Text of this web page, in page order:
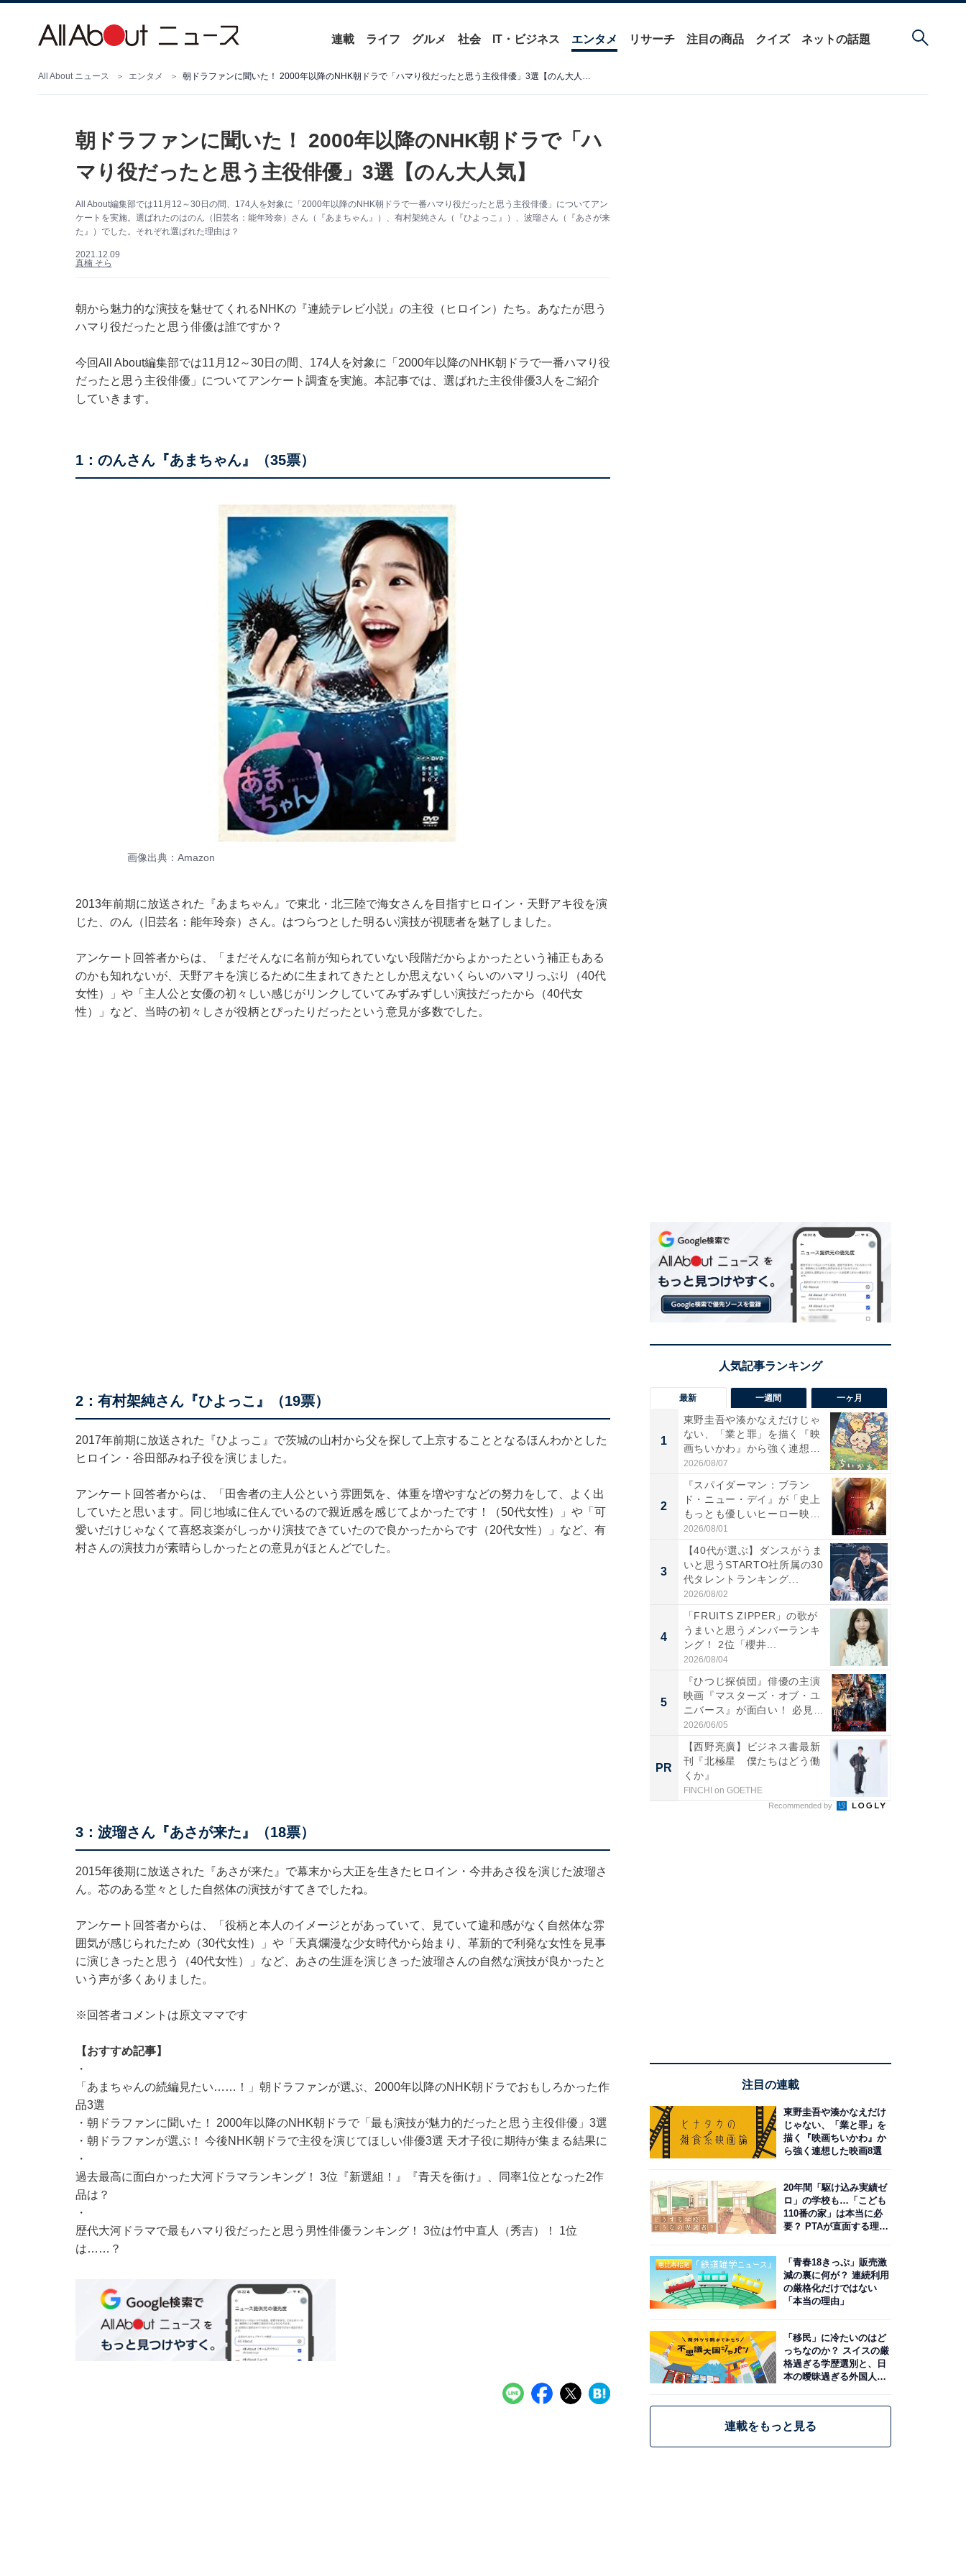
連載 ライフ グルメ 社会 IT・ビジネス エンタメ リサーチ 注目の商品 クイズ ネットの話題
All About ニュース エンタメ 朝ドラファンに聞いた！ 2000年以降のNHK朝ドラで「ハマり役だったと思う主役俳優」3選【のん大人気】
朝ドラファンに聞いた！ 2000年以降のNHK朝ドラで「ハ
マり役だったと思う主役俳優」3選【のん大人気】
All About編集部では11月12～30日の間、174人を対象に「2000年以降のNHK朝ドラで一番ハマり役だったと思う主役俳優」についてアン
ケートを実施。選ばれたのはのん（旧芸名：能年玲奈）さん（『あまちゃん』）、有村架純さん（『ひよっこ』）、波瑠さん（『あさが来
た』）でした。それぞれ選ばれた理由は？
2021.12.09
真楠 そら
朝から魅力的な演技を魅せてくれるNHKの『連続テレビ小説』の主役（ヒロイン）たち。あなたが思う
ハマり役だったと思う俳優は誰ですか？
今回All About編集部では11月12～30日の間、174人を対象に「2000年以降のNHK朝ドラで一番ハマり役
だったと思う主役俳優」についてアンケート調査を実施。本記事では、選ばれた主役俳優3人をご紹介
していきます。
1：のんさん『あまちゃん』（35票）
画像出典： Amazon
2013年前期に放送された『あまちゃん』で東北・北三陸で海女さんを目指すヒロイン・天野アキ役を演
じた、のん（旧芸名：能年玲奈）さん。はつらつとした明るい演技が視聴者を魅了しました。
アンケート回答者からは、「まだそんなに名前が知られていない段階だからよかったという補正もある
のかも知れないが、天野アキを演じるために生まれてきたとしか思えないくらいのハマリっぷり（40代
女性）」や「主人公と女優の初々しい感じがリンクしていてみずみずしい演技だったから（40代女
性）」など、当時の初々しさが役柄とぴったりだったという意見が多数でした。
2：有村架純さん『ひよっこ』（19票）
2017年前期に放送された『ひよっこ』で茨城の山村から父を探して上京することとなるほんわかとした
ヒロイン・谷田部みね子役を演じました。
アンケート回答者からは、「田舎者の主人公という雰囲気を、体重を増やすなどの努力をして、よく出
していたと思います。同じ地域に住んでいるので親近感を感じてよかったです！（50代女性）」や「可
愛いだけじゃなくて喜怒哀楽がしっかり演技できていたので良かったからです（20代女性）」など、有
村さんの演技力が素晴らしかったとの意見がほとんどでした。
3：波瑠さん『あさが来た』（18票）
2015年後期に放送された『あさが来た』で幕末から大正を生きたヒロイン・今井あさ役を演じた波瑠さ
ん。芯のある堂々とした自然体の演技がすてきでしたね。
アンケート回答者からは、「役柄と本人のイメージとがあっていて、見ていて違和感がなく自然体な雰
囲気が感じられたため（30代女性）」や「天真爛漫な少女時代から始まり、革新的で利発な女性を見事
に演じきったと思う（40代女性）」など、あさの生涯を演じきった波瑠さんの自然な演技が良かったと
いう声が多くありました。
※回答者コメントは原文ママです
【おすすめ記事】
・
「あまちゃんの続編見たい……！」朝ドラファンが選ぶ、2000年以降のNHK朝ドラでおもしろかった作
品3選
・ 朝ドラファンに聞いた！ 2000年以降のNHK朝ドラで「最も演技が魅力的だったと思う主役俳優」3選
・ 朝ドラファンが選ぶ！ 今後NHK朝ドラで主役を演じてほしい俳優3選 天才子役に期待が集まる結果に
・
過去最高に面白かった大河ドラマランキング！ 3位『新選組！』『青天を衝け』、同率1位となった2作
品は？
・
歴代大河ドラマで最もハマり役だったと思う男性俳優ランキング！ 3位は竹中直人（秀吉）！ 1位
は……？
最新 一週間 一ヶ月
1
東野圭吾や湊かなえだけじゃ
ない、「業と罪」を描く『映
画ちいかわ』から強く連想し
た...
2026/08/07
2
『スパイダーマン：ブラン
ド・ニュー・デイ』が「史上
もっとも優しいヒーロー映
画」に...
2026/08/01
3
【40代が選ぶ】ダンスがうま
いと思うSTARTO社所属の30
代タレントランキング...
2026/08/02
4
「FRUITS ZIPPER」の歌が
うまいと思うメンバーランキ
ング！ 2位「櫻井...
2026/08/04
5
『ひつじ探偵団』俳優の主演
映画『マスターズ・オブ・ユ
ニバース』が面白い！ 必見
で...
2026/06/05
PR
【西野亮廣】ビジネス書最新
刊『北極星 僕たちはどう働
くか』
FINCHI on GOETHE
Recommended by
注目の連載
東野圭吾や湊かなえだけ
じゃない、「業と罪」を
描く『映画ちいかわ』か
ら強く連想した映画8選
20年間「駆け込み実績ゼ
ロ」の学校も…「こども
110番の家」は本当に必
要？ PTAが直面する理想
「青春18きっぷ」販売激
減の裏に何が？ 連続利用
の厳格化だけではない
「本当の理由」
「移民」に冷たいのはど
っちなのか？ スイスの厳
格過ぎる学歴選別と、日
本の曖昧過ぎる外国人政
連載をもっと見る